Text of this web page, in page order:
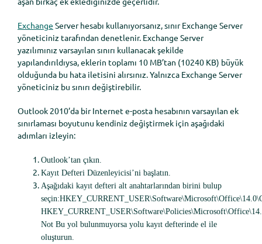
Exchange Server hesabı kullanıyorsanız, sınır Exchange Server
yöneticiniz tarafından denetlenir. Exchange Server
yazılımınız varsayılan sınırı kullanacak şekilde
yapılandırıldıysa, eklerin toplamı 10 MB’tan (10240 KB) büyük
olduğunda bu hata iletisini alırsınız. Yalnızca Exchange Server
yöneticiniz bu sınırı değiştirebilir.
Outlook 2010’da bir Internet e-posta hesabının varsayılan ek
sınırlaması boyutunu kendiniz değiştirmek için aşağıdaki
adımları izleyin:
Outlook’tan çıkın.
Kayıt Defteri Düzenleyicisi’ni başlatın.
Aşağıdaki kayıt defteri alt anahtarlarından birini bulup
seçin:
NotBu yol bulunmuyorsa yolu kayıt defterinde el ile
oluşturun.